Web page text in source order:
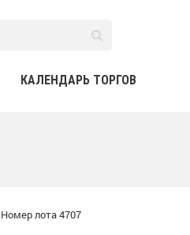
КАЛЕНДАРЬ ТОРГОВ
Номер лота 4707